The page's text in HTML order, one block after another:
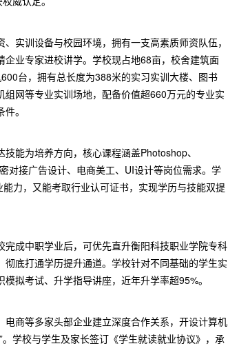
实训设备与校园环境，拥有一支高素质师资队伍，
业专家进校讲学。学校现占地68亩，校舍建筑面
台，拥有总长度为388米的实习实训大楼、图书
网等专业实训场地，配备价值超660万元的专业实
。
能为培养方向，核心课程涵盖Photoshop、
对接广告设计、电商美工、UI设计等岗位需求。学
力，又能考取行业认可证书，实现学历与技能双提
成中职学业后，可优先直升衡阳科技职业学院专科
底打通学历提升通道。学校针对不同基础的学生实
拟考试、升学指导讲座，近年升学率超95%。
商等多家头部企业建立深度合作关系，开设计算机
学校与学生及家长签订《学生就读就业协议》，承